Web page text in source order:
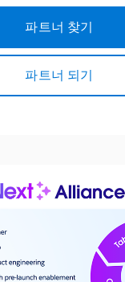
파트너 찾기
파트너 되기